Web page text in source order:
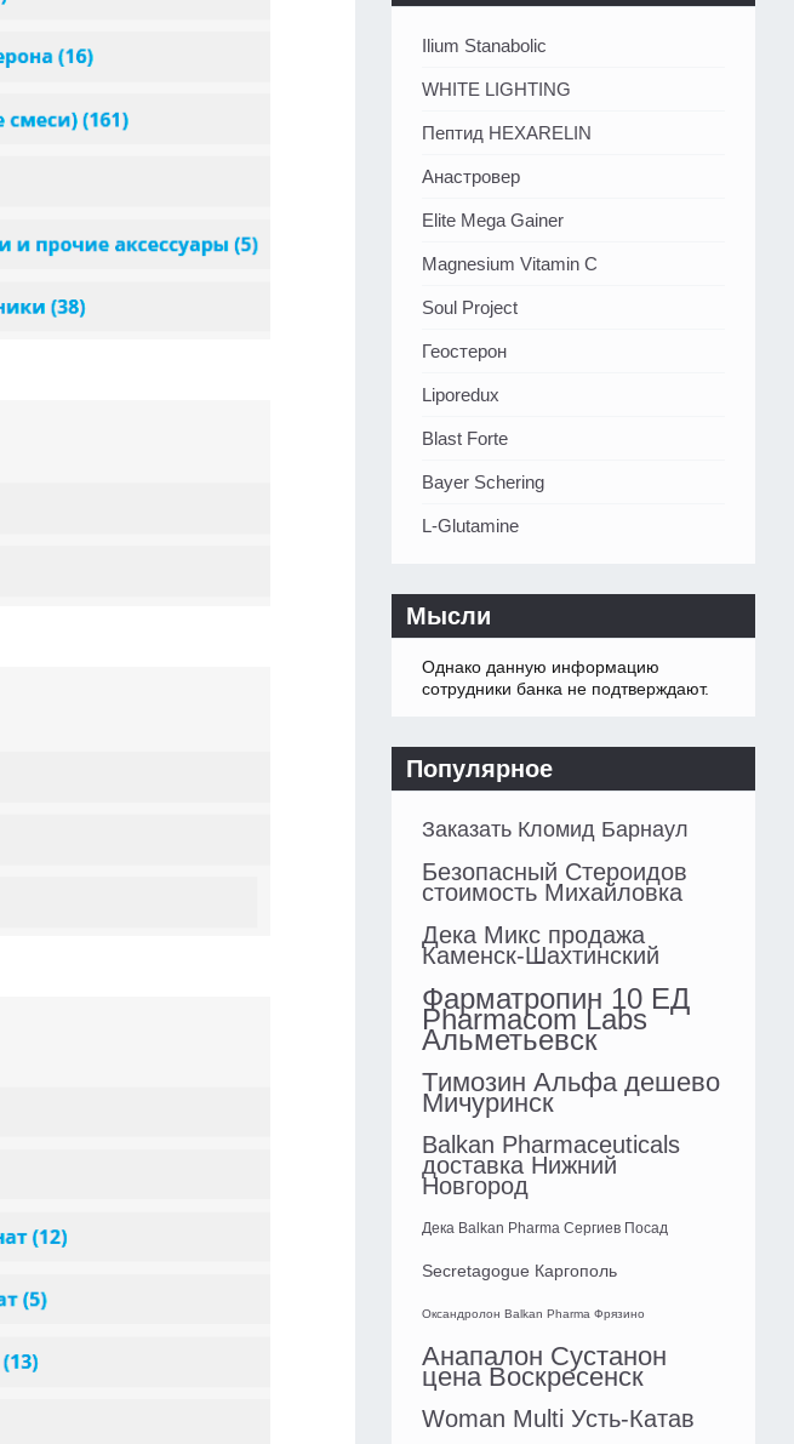
Ilium Stanabolic
WHITE LIGHTING
Пептид HEXARELIN
Анастровер
Elite Mega Gainer
Magnesium Vitamin C
Soul Project
Геостерон
Liporedux
Blast Forte
Bayer Schering
L-Glutamine
Мысли
Однако данную информацию
сотрудники банка не подтверждают.
Популярное
Заказать Кломид Барнаул
Безопасный Стероидов
стоимость Михайловка
Дека Микс продажа
Каменск-Шахтинский
Фарматропин 10 ЕД
Pharmacom Labs
Альметьевск
Tимозин Альфа дешево
Мичуринск
Balkan Pharmaceuticals
доставка Нижний
Новгород
Дека Balkan Pharma Сергиев Посад
Secretagogue Каргополь
Оксандролон Balkan Pharma Фрязино
Анапалон Сустанон
цена Воскресенск
Woman Multi Усть-Катав